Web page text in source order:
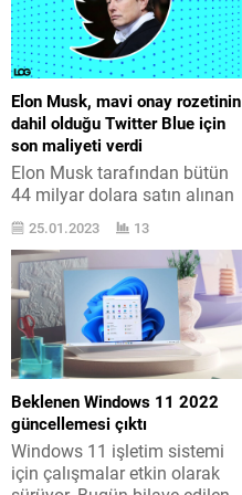
Elon Musk, mavi onay rozetinin
dahil olduğu Twitter Blue için
son maliyeti verdi
Elon Musk tarafından bütün
44 milyar dolara satın alınan
Twitter üzerinde garip
büyümeler olmaya devam
ediyor. Geçtiğimiz günlerde
Elon Musk ’ın Twitter Blue
aboneliğini aylık 5 dolardan
20 dolara çıkarmak istediği
ortaya atılmıştı. Buna ek
olarak Blue aboneliğinin mavi
onay rozeti sahiplerine
lüzumlu kılınacağı da gelen
balakalar arasında yer
almıştı....
25.01.2023 13
Beklenen Windows 11 2022
güncellemesi çıktı
Windows 11 işletim sistemi
için çalışmalar etkin olarak